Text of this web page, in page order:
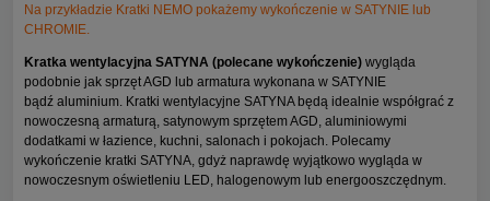
Na przykładzie Kratki NEMO pokażemy wykończenie w SATYNIE lub
CHROMIE.
Kratka wentylacyjna SATYNA (polecane wykończenie) wygląda
podobnie jak sprzęt AGD lub armatura wykonana w SATYNIE
bądź aluminium. Kratki wentylacyjne SATYNA będą idealnie współgrać z
nowoczesną armaturą, satynowym sprzętem AGD, aluminiowymi
dodatkami w łazience, kuchni, salonach i pokojach. Polecamy
wykończenie kratki SATYNA, gdyż naprawdę wyjątkowo wygląda w
nowoczesnym oświetleniu LED, halogenowym lub energooszczędnym.